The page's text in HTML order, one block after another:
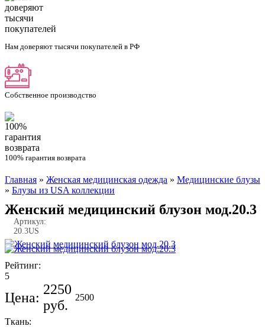
Нам доверяют тысячи покупателей в РФ
Собственное производство
100% гарантия возврата
Вы здесь
Главная » Женская медицинская одежда » Медицинские блузы
» Блузы из USA коллекции
Женский медицинский блузон мод.20.3
Артикул:
20.3US
Рейтинг:
5
Цена:
2250
руб.
2500
Ткань: